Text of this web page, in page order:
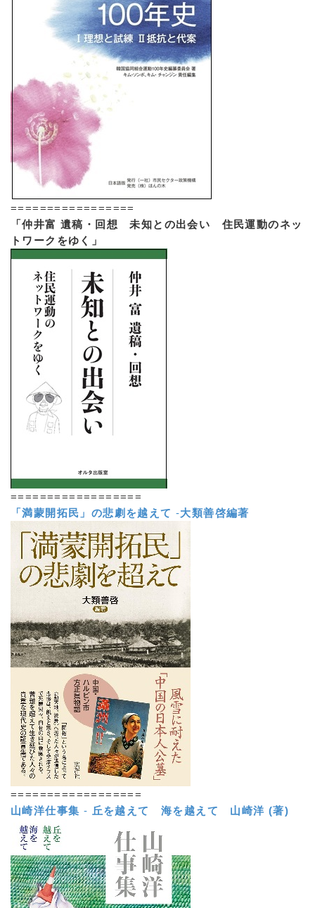
=================
「仲井富 遺稿・回想 未知との出会い 住民運動のネッ
トワークをゆく」
==================
「満蒙開拓民」の悲劇を越えて -大類善啓編著
==================
山崎洋仕事集 - 丘を越えて 海を越えて 山崎洋 (著)